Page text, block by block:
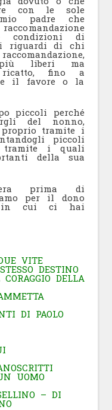
con le sole
padre che
condizioni di
riguardi di chi
liberi ma
fino a
il favore o la
piccoli perché
del nonno,
proprio tramite i
piccoli
tramite i quali
della sua
prima di
per il dono
in cui ci hai
VITE
DESTINO
DELLA
DI PAOLO
UOMO
– DI